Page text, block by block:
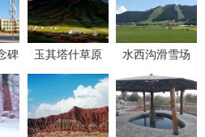
碑 玉其塔什草原 水西沟滑雪场